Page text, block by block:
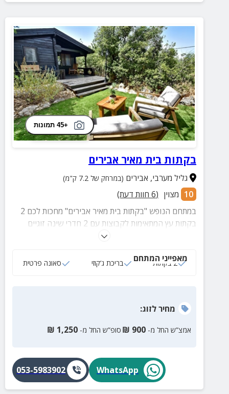
+45 תמונות
בקתות בית מאיר אבירים
גליל מערבי, אבירים (במרחק של 7.2 ק"מ)
10 מצוין (
6 חוות דעת)
במתחם הנופש "בקתות בית מאיר אבירים" מחכות לכם 2
בקתות עץ המתאימות לקבוצות עם 2 חדרי שינה זוגיים
וספה נפתחת בסלון, מטבח מאובזר ומרפסת עם גינה
מאפייני המתחם
2 בקתות בריכת ג‘קוזי סאונה פרטית
מחירלזוג:
אמצ”ש החל מ- 900
₪ סופ”ש החל מ- 1,250
₪
WhatsApp
053-5983902